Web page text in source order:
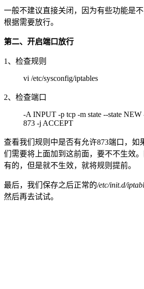
一般不建议直接关闭，因为有些功能是
根据需要放行。
第二、开启端口放行
1、检查规则
vi /etc/sysconfig/iptables
2、检查端口
-A INPUT -p tcp -m state --state NEW
873 -j ACCEPT
查看我们规则中是否有允许873端口，如
们需要将上面加到这前面，要不不生效
有的，但是就不生效，就将规则提前。
最后，我们保存之后正常的/etc/init.d/
然后再去试试。